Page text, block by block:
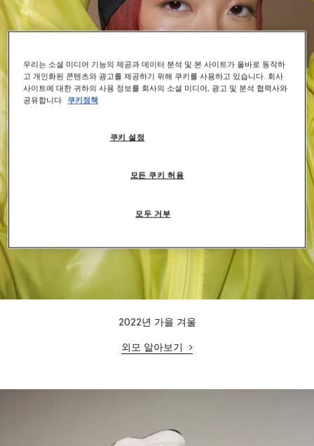
2022년 가을 겨울
외모 알아보기
우리는 소셜 미디어 기능의 제공과 데이터 분석 및 본 사이트가 올바로 동작하
고 개인화된 콘텐츠와 광고를 제공하기 위해 쿠키를 사용하고 있습니다. 회사
사이트에 대한 귀하의 사용 정보를 회사의 소셜 미디어, 광고 및 분석 협력사와
공유합니다.
쿠키정책
쿠키 설정
모두 거부
모든 쿠키 허용